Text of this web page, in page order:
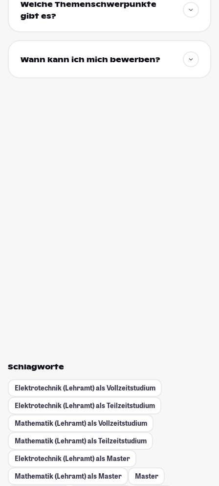
Welche Themenschwerpunkte
gibt es?
Wann kann ich mich bewerben?
Schlagworte
Elektrotechnik (Lehramt) als Vollzeitstudium
Elektrotechnik (Lehramt) als Teilzeitstudium
Mathematik (Lehramt) als Vollzeitstudium
Mathematik (Lehramt) als Teilzeitstudium
Elektrotechnik (Lehramt) als Master
Mathematik (Lehramt) als Master
Master